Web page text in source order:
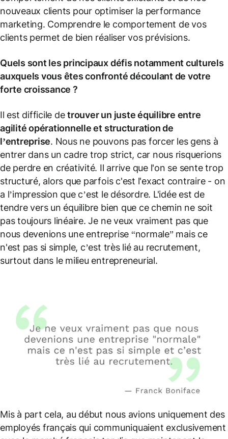
nouveaux clients pour optimiser la performance
marketing. Comprendre le comportement de vos
clients permet de bien réaliser vos prévisions.
Quels sont les principaux défis notamment culturels
auxquels vous êtes confronté découlant de votre
forte croissance ?
Il est difficile detrouver un juste équilibre entre
agilité opérationnelle et structuration de
l’entreprise. Nous ne pouvons pas forcer les gens à
entrer dans un cadre trop strict, car nous risquerions
de perdre en créativité. Il arrive que l'on se sente trop
structuré, alors que parfois c'est l'exact contraire - on
a l’impression que c’est le désordre. L'idée est de
tendre vers un équilibre bien que ce chemin ne soit
pas toujours linéaire. Je ne veux vraiment pas que
nous devenions une entreprise “normale” mais ce
n'est pas si simple, c’est très lié au recrutement,
surtout dans le milieu entrepreneurial.
Mis à part cela, au début nous avions uniquement des
employés français qui communiquaient exclusivement